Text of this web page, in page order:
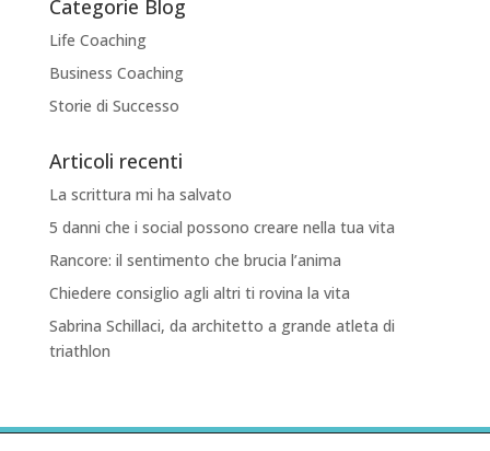
Categorie Blog
Life Coaching
Business Coaching
Storie di Successo
Articoli recenti
La scrittura mi ha salvato
5 danni che i social possono creare nella tua vita
Rancore: il sentimento che brucia l’anima
Chiedere consiglio agli altri ti rovina la vita
Sabrina Schillaci, da architetto a grande atleta di
triathlon